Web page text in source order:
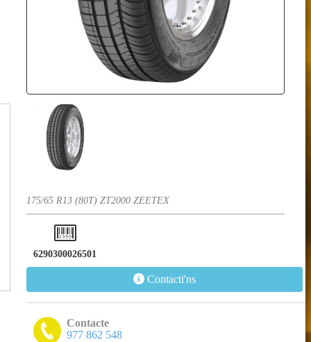
175/65 R13 (80T) ZT2000 ZEETEX
6290300026501
Contacti'ns
Contacte
977 862 548